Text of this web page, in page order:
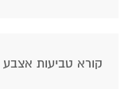
קורא טביעות אצבע